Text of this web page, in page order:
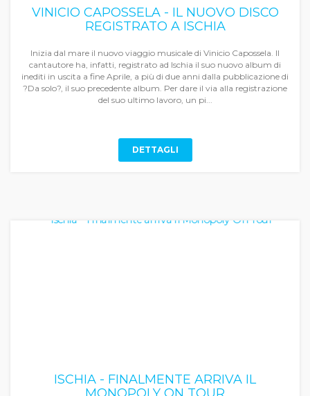
VINICIO CAPOSSELA - IL NUOVO DISCO
REGISTRATO A ISCHIA
Inizia dal mare il nuovo viaggio musicale di Vinicio Capossela. Il
cantautore ha, infatti, registrato ad Ischia il suo nuovo album di
inediti in uscita a fine Aprile, a più di due anni dalla pubblicazione di
?Da solo?, il suo precedente album. Per dare il via alla registrazione
del suo ultimo lavoro, un pi...
DETTAGLI
ISCHIA - FINALMENTE ARRIVA IL